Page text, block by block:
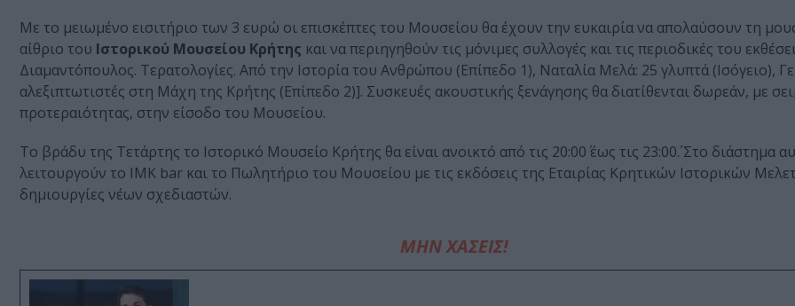
Με το μειωμένο εισιτήριο των 3 ευρώ οι επισκέπτες του Μουσείου θα έχουν την ευκαιρία να απολαύσουν τη
αίθριο του Ιστορικού Μουσείου Κρήτης και να περιηγηθούν τις μόνιμες συλλογές και τις περιοδικές του
Διαμαντόπουλος. Τερατολογίες. Από την Ιστορία του Ανθρώπου (Επίπεδο 1), Ναταλία Μελά: 25 γλυπτά (Ισόγειο),
αλεξιπτωτιστές στη Μάχη της Κρήτης (Επίπεδο 2)]. Συσκευές ακουστικής ξενάγησης θα διατίθενται δωρεάν, με
προτεραιότητας, στην είσοδο του Μουσείου.
Το βράδυ της Τετάρτης το Ιστορικό Μουσείο Κρήτης θα είναι ανοικτό από τις 20:00΄ έως τις 23:00΄. Στο διάστημα
λειτουργούν το ΙΜΚ bar και το Πωλητήριο του Μουσείου με τις εκδόσεις της Εταιρίας Κρητικών Ιστορικών
δημιουργίες νέων σχεδιαστών.
ΜΗΝ ΧΑΣΕΙΣ!